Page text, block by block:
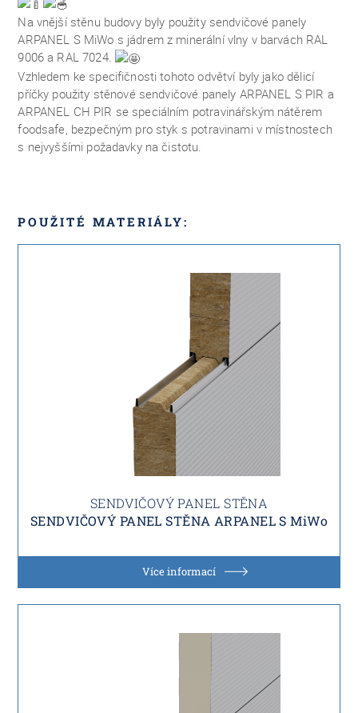
Na vnější stěnu budovy byly použity sendvičové panely
ARPANEL S MiWo s jádrem z minerální vlny v barvách RAL
9006 a RAL 7024.
Vzhledem ke specifičnosti tohoto odvětví byly jako dělicí
příčky použity stěnové sendvičové panely ARPANEL S PIR a
ARPANEL CH PIR se speciálním potravinářským nátěrem
foodsafe, bezpečným pro styk s potravinami v místnostech
s nejvyššími požadavky na čistotu.
POUŽITÉ MATERIÁLY:
SENDVIČOVÝ PANEL STĚNA
SENDVIČOVÝ PANEL STĚNA ARPANEL S MiWo
Více informací